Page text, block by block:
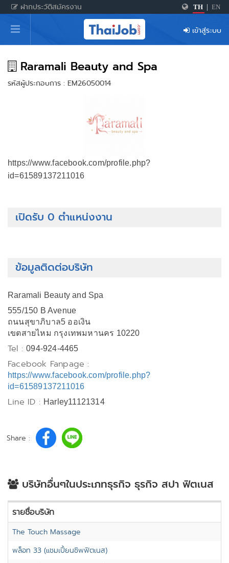
ฝากประวัติสมัครงาน TH EN
หน้าหลัก
ผู้สมัครงาน: เข้าสู่ระบบ
ฝากประวัติสมัครงาน
เกร็ดความรู้
สำหรับผู้ประกอบการ
เข้าสู่ระบบ
Raramali Beauty and Spa
รหัสผู้ประกอบการ : EM26050014
https://www.facebook.com/profile.php?
id=61589137211016
เปิดรับ 0 ตำแหน่งงาน
ข้อมูลติดต่อบริษัท
Raramali Beauty and Spa
555/150 B Avenue
ถนนสุขาภิบาล5 ออเงิน
เขตสายไหม กรุงเทพมหานคร 10220
Tel :094-924-4465
Facebook Fanpage :
https://www.facebook.com/profile.php?
id=61589137211016
Line ID : Harley11121314
Share :
บริษัทอื่นๆในประเภทธุรกิจ ธุรกิจ สปา ฟิตเนส
รายชื่อบริษัท
The Touch Massage
พล็อท 33 (แชมเปี้ยนชิพฟิตเนส)